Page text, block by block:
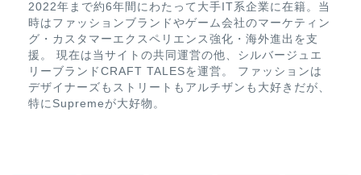
2022年まで約6年間にわたって大手IT系企業に在籍。当
時はファッションブランドやゲーム会社のマーケティン
グ・カスタマーエクスペリエンス強化・海外進出を支
援。 現在は当サイトの共同運営の他、シルバージュエ
リーブランドCRAFT TALESを運営。 ファッションは
デザイナーズもストリートもアルチザンも大好きだが、
特にSupremeが大好物。